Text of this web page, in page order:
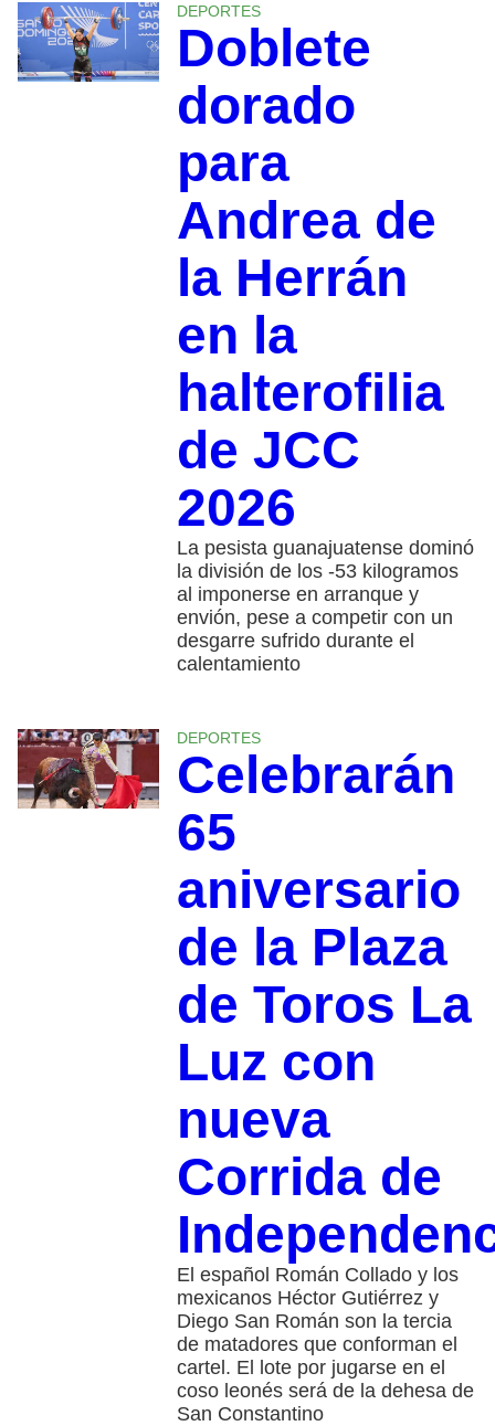
DEPORTES
Doblete
dorado
para
Andrea de
la Herrán
en la
halterofilia
de JCC
2026
La pesista guanajuatense dominó
la división de los -53 kilogramos
al imponerse en arranque y
envión, pese a competir con un
desgarre sufrido durante el
calentamiento
DEPORTES
Celebrarán
65
aniversario
de la Plaza
de Toros La
Luz con
nueva
Corrida de
El español Román Collado y los
mexicanos Héctor Gutiérrez y
Diego San Román son la tercia
de matadores que conforman el
cartel. El lote por jugarse en el
coso leonés será de la dehesa de
San Constantino